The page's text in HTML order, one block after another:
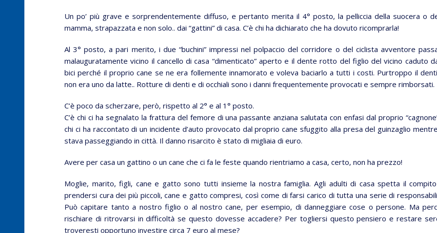
Un po’ più grave e sorprendentemente diffuso, e pertanto merita il 4° posto, la pelliccia della suocera o
mamma, strapazzata e non solo.. dai “gattini” di casa. C’è chi ha dichiarato che ha dovuto ricomprarla!
Al 3° posto, a pari merito, i due “buchini” impressi nel polpaccio del corridore o del ciclista avventore
malauguratamente vicino il cancello di casa “dimenticato” aperto e il dente rotto del figlio del vicino caduto
bici perché il proprio cane se ne era follemente innamorato e voleva baciarlo a tutti i costi. Purtroppo il
non era uno da latte.. Rotture di denti e di occhiali sono i danni frequentemente provocati e sempre rimborsati.
C’è poco da scherzare, però, rispetto al 2° e al 1° posto.
C’è chi ci ha segnalato la frattura del femore di una passante anziana salutata con enfasi dal proprio
chi ci ha raccontato di un incidente d’auto provocato dal proprio cane sfuggito alla presa del guinzaglio
stava passeggiando in città. Il danno risarcito è stato di migliaia di euro.
Avere per casa un gattino o un cane che ci fa le feste quando rientriamo a casa, certo, non ha prezzo!
Moglie, marito, figli, cane e gatto sono tutti insieme la nostra famiglia. Agli adulti di casa spetta il
prendersi cura dei più piccoli, cane e gatto compresi, così come di farsi carico di tutta una serie di
Può capitare tanto a nostro figlio o al nostro cane, per esempio, di danneggiare cose o persone. Ma
rischiare di ritrovarsi in difficoltà se questo dovesse accadere? Per togliersi questo pensiero e restare
troveresti opportuno investire circa 7 euro al mese?